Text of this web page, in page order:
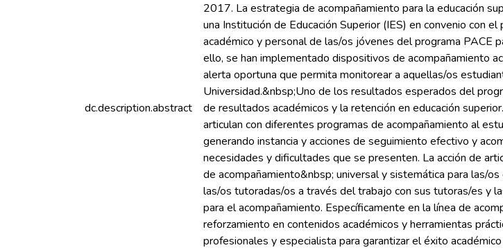
dc.description.abstract
2017. La estrategia de acompañamiento para la educación
una Institución de Educación Superior (IES) en convenio con
académico y personal de las/os jóvenes del programa PACE
ello, se han implementado dispositivos de acompañamiento
alerta oportuna que permita monitorear a aquellas/os
Universidad.&nbsp;Uno de los resultados esperados del
de resultados académicos y la retención en educación
articulan con diferentes programas de acompañamiento al
generando instancia y acciones de seguimiento efectivo y
necesidades y dificultades que se presenten. La acción de
de acompañamiento&nbsp; universal y sistemática para las/
las/os tutoradas/os a través del trabajo con sus tutoras/es y
para el acompañamiento. Específicamente en la línea de
reforzamiento en contenidos académicos y herramientas
profesionales y especialista para garantizar el éxito